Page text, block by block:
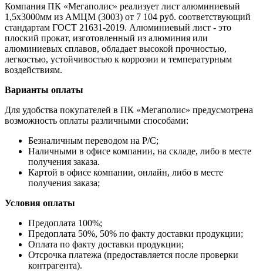
Компания ПК «Мегаполис» реализует лист алюминиевый
1,5х3000мм из АМЦМ (3003) от 7 104 руб. соответствующий
стандартам ГОСТ 21631-2019. Алюминиевый лист - это
плоский прокат, изготовленный из алюминия или
алюминиевых сплавов, обладает высокой прочностью,
легкостью, устойчивостью к коррозии и температурным
воздействиям.
Варианты оплаты
Для удобства покупателей в ПК «Мегаполис» предусмотрена
возможность оплаты различными способами:
Безналичным переводом на Р/С;
Наличными в офисе компании, на складе, либо в месте
получения заказа.
Картой в офисе компании, онлайн, либо в месте
получения заказа;
Условия оплаты
Предоплата 100%;
Предоплата 50%, 50% по факту доставки продукции;
Оплата по факту доставки продукции;
Отсрочка платежа (предоставляется после проверки
контрагента).